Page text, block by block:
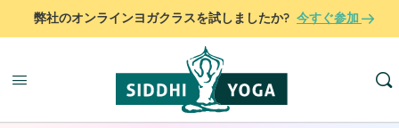
弊社のオンラインヨガクラスを試しましたか? 今すぐ参加